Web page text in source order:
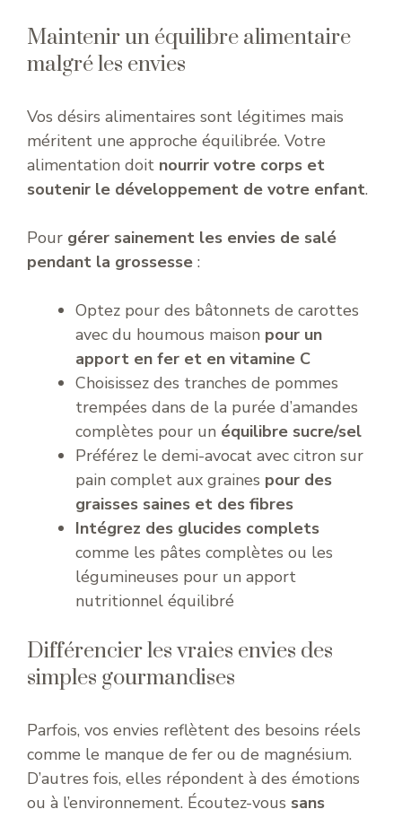
Maintenir un équilibre alimentaire
malgré les envies
Vos désirs alimentaires sont légitimes mais
méritent une approche équilibrée. Votre
alimentation doit nourrir votre corps et
soutenir le développement de votre enfant.
Pour gérer sainement les envies de salé
pendant la grossesse :
Optez pour des bâtonnets de carottes
avec du houmous maison pour un
apport en fer et en vitamine C
Choisissez des tranches de pommes
trempées dans de la purée d’amandes
complètes pour un équilibre sucre/sel
Préférez le demi-avocat avec citron sur
pain complet aux graines pour des
graisses saines et des fibres
Intégrez des glucides complets
comme les pâtes complètes ou les
légumineuses pour un apport
nutritionnel équilibré
Différencier les vraies envies des
simples gourmandises
Parfois, vos envies reflètent des besoins réels
comme le manque de fer ou de magnésium.
D’autres fois, elles répondent à des émotions
ou à l’environnement. Écoutez-vous sans